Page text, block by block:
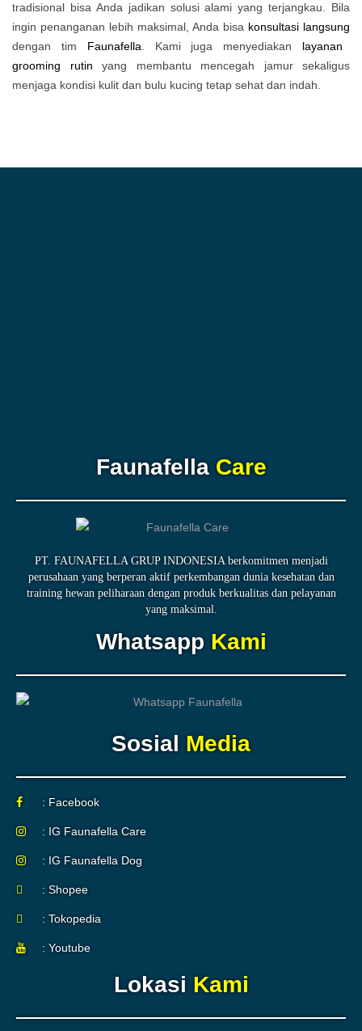
tradisional bisa Anda jadikan solusi alami yang terjangkau. Bila
ingin penanganan lebih maksimal, Anda bisa konsultasi langsung
dengan tim Faunafella . Kami juga menyediakan layanan
grooming rutin yang membantu mencegah jamur sekaligus
menjaga kondisi kulit dan bulu kucing tetap sehat dan indah.
FaunafellaCare
PT. FAUNAFELLA GRUP INDONESIA berkomitmen menjadi
perusahaan yang berperan aktif perkembangan dunia kesehatan dan
training hewan peliharaan dengan produk berkualitas dan pelayanan
yang maksimal.
WhatsappKami
Sosial Media
: Facebook
: IG Faunafella Care
: IG Faunafella Dog
: Shopee
: Tokopedia
: Youtube
Lokasi Kami